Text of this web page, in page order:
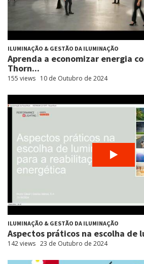
ILUMINAÇÃO & GESTÃO DA ILUMINAÇÃO
Aprenda a economizar energia
Thorn...
155 views 10 de Outubro de 2024
ILUMINAÇÃO & GESTÃO DA ILUMINAÇÃO
Aspectos práticos na escolha de
142 views 23 de Outubro de 2024